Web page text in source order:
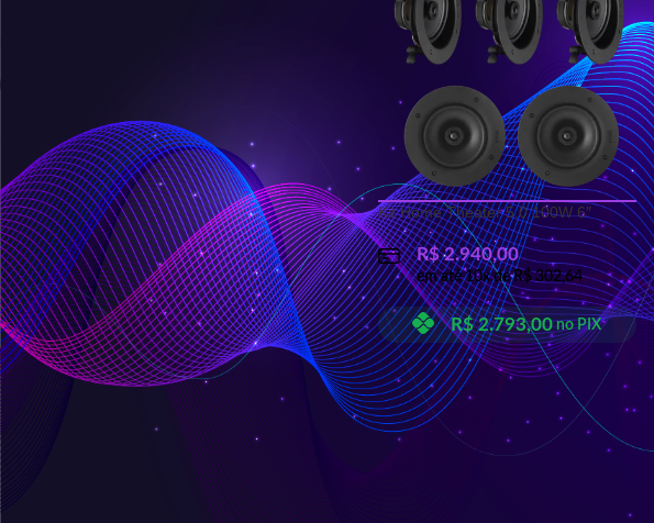
PRODUTOS RELACIONADOS
Caixa Acustica Externa de Sobrepor
120W - OS120
R$1.250,00
em até10x deR$128,67
R$1.187,50 no PIX
Caixa de Som de Embutir 5
Polegadas 50W - Q5-50B G2
275,00
x deR$ 28,31
Kit Home Theater 5.0 100W 6″
R$2.940,00
em até10x deR$302,64
R$2.793,00 no PIX